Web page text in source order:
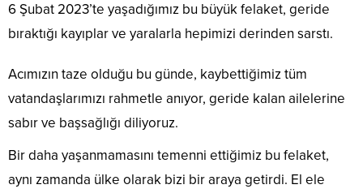
6 Şubat 2023’te yaşadığımız bu büyük felaket, geride
bıraktığı kayıplar ve yaralarla hepimizi derinden sarstı.
Acımızın taze olduğu bu günde, kaybettiğimiz tüm
vatandaşlarımızı rahmetle anıyor, geride kalan ailelerine
sabır ve başsağlığı diliyoruz.
Bir daha yaşanmamasını temenni ettiğimiz bu felaket,
aynı zamanda ülke olarak bizi bir araya getirdi. El ele